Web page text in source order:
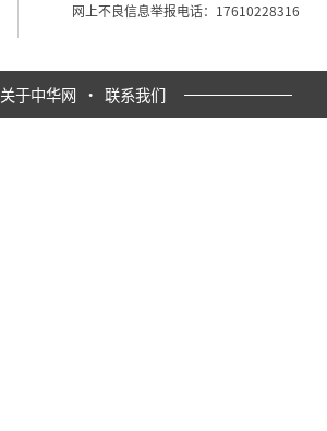
网上不良信息举报电话：17610228316
关于中华网 · 联系我们